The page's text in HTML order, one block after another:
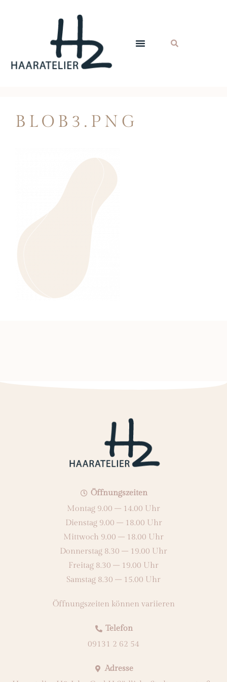
BLOB3.PNG
Öffnungszeiten
Montag 9.00 – 14.00 Uhr
Dienstag 9.00 – 18.00 Uhr
Mittwoch 9.00 – 18.00 Uhr
Donnerstag 8.30 – 19.00 Uhr
Freitag 8.30 – 19.00 Uhr
Samstag 8.30 – 15.00 Uhr
Öffnungszeiten können variieren
Telefon
09131 2 62 54
Adresse